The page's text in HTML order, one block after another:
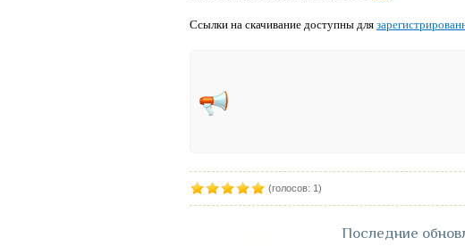
Ссылки на скачивание доступны для
(голосов: 1)
Последние